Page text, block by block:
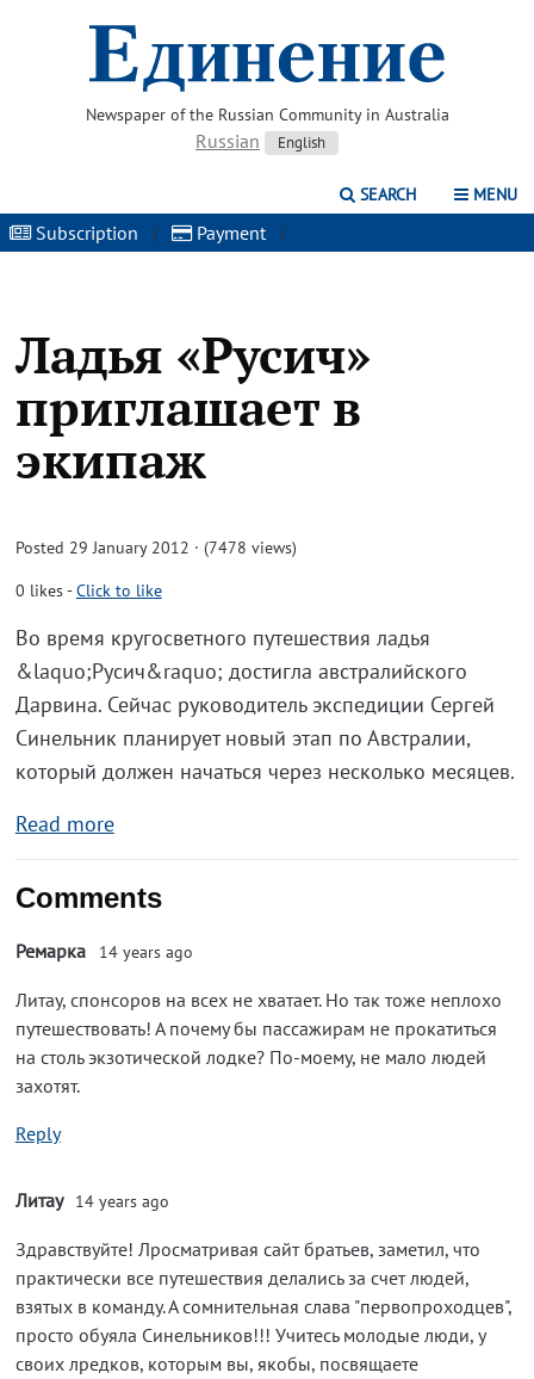
Newspaper of the Russian Community in Australia
Russian English
SEARCH MENU
Subscription | Payment |
Ладья «Русич»
приглашает в
экипаж
Posted 29 January 2012 · (7478 views)
0 likes-Click to like
Во время кругосветного путешествия ладья
&laquo;Русич&raquo; достигла австралийского
Дарвина. Сейчас руководитель экспедиции Сергей
Синельник планирует новый этап по Австралии,
который должен начаться через несколько месяцев.
Read more
Comments
Ремарка 14 years ago
Литау, спонсоров на всех не хватает. Но так тоже неплохо
путешествовать! А почему бы пассажирам не прокатиться
на столь экзотической лодке? По-моему, не мало людей
захотят.
Reply
Литау 14 years ago
Здравствуйте! Лросматривая сайт братьев, заметил, что
практически все путешествия делались за счет людей,
взятых в команду. А сомнительная слава "первопроходцев",
просто обуяла Синельников!!! Учитесь молодые люди, у
своих лредков, которым вы, якобы, посвящаете